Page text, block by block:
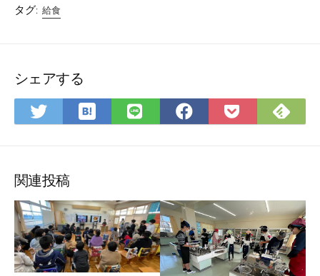
タグ: 給食
シェアする
Twitter
で
ア
は
て
ク
マ
ー
ク
に
LINE
で
Facebook
で
Pocket
に
で
関連投稿